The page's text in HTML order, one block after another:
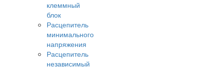
клеммный
блок
Расцепитель
минимального
напряжения
Расцепитель
независимый